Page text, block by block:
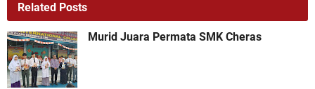
Related Posts
Murid Juara Permata SMK Cheras